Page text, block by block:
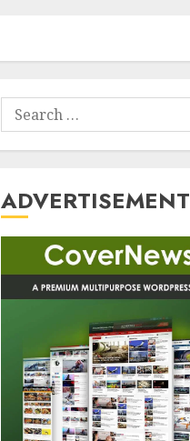
Search
for:
ADVERTISEMENT